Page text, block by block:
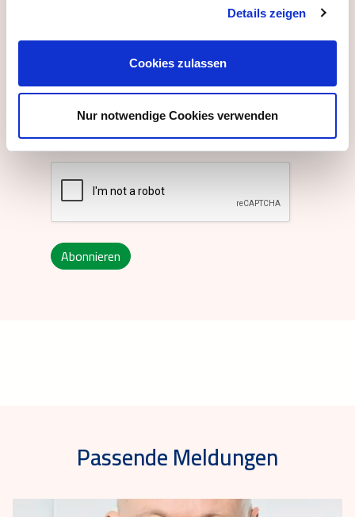
Details zeigen
Cookies zulassen
Nur notwendige Cookies verwenden
Mit dem Absenden dieses Formulars
stimmen Sie unserenAGBszu.
Abonnieren
Passende Meldungen